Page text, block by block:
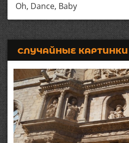
Oh, Dance, Baby
СЛУЧАЙНЫЕ КАРТИНКИ